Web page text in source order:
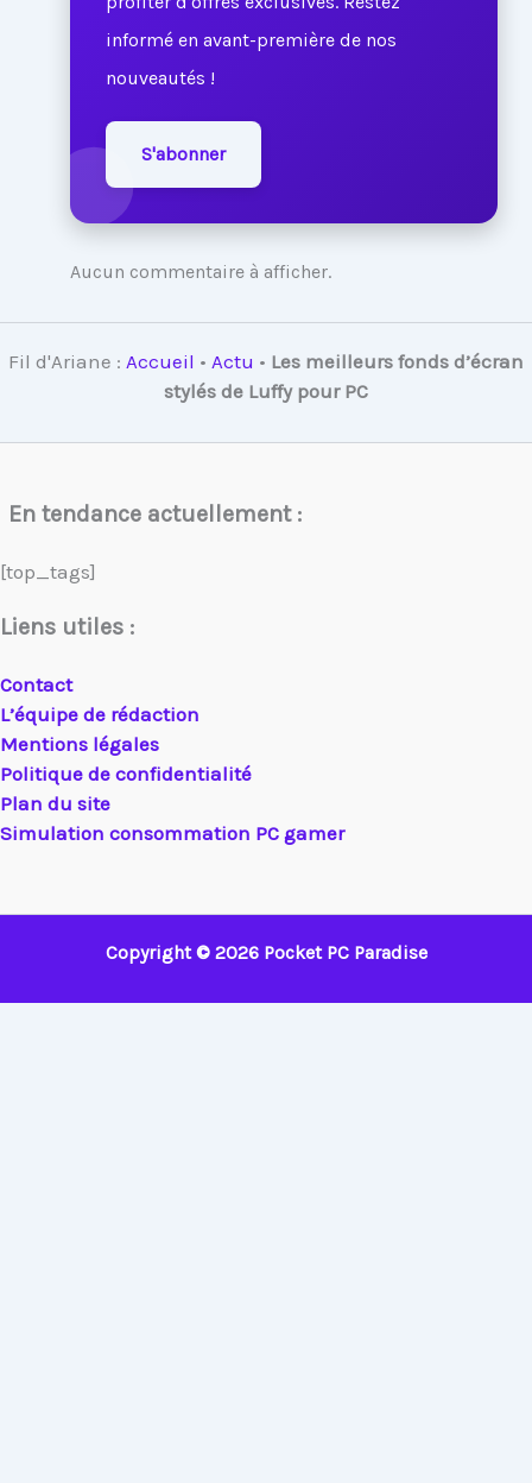
informé en avant-première de nos
nouveautés !
S'abonner
Aucun commentaire à afficher.
Fil d'Ariane : Accueil • Actu • Les meilleurs fonds d’écran
stylés de Luffy pour PC
En tendance actuellement :
[top_tags]
Liens utiles :
Contact
L’équipe de rédaction
Mentions légales
Politique de confidentialité
Plan du site
Simulation consommation PC gamer
Copyright © 2026 Pocket PC Paradise